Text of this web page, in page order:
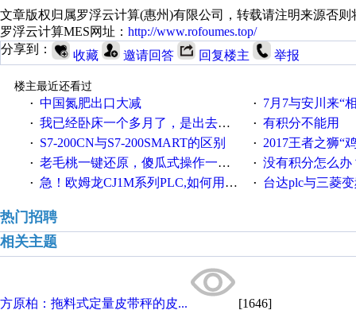
文章版权归属罗浮云计算(惠州)有限公司，转载请注明来源否
罗浮云计算MES网址： http://www.rofoumes.top/
分享到：
收藏 邀请回答 回复楼主 举报
楼主最近还看过
· 中国氮肥出口大减 · 7月7与安川来“
· 我已经卧床一个多月了，是出去安装机械手在高速遭遇车祸所致:大家工作都要特别注意啊 · 有积分不能用
· S7-200CN与S7-200SMART的区别 · 2017王者之狮“鸡”情签到
· 老毛桃一键还原，傻瓜式操作一键轻松备份还原；程序为向导式安装，一键即可实现自动备份或还原系统。 · 没有积分怎么办
· 急！欧姆龙CJ1M系列PLC,如何用时间控制变频器。要求时间在组态王中可以自由输入！拜托各位大神了！ · 台达plc与三菱
热门招聘
相关主题
方原柏：拖料式定量皮带秤的皮... [1646]